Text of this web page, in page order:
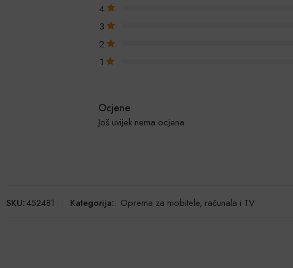
4
3
2
1
Ocjene
Još uvijek nema ocjena.
SKU:452481 Kategorija:: Oprema za mobitele, računala i TV